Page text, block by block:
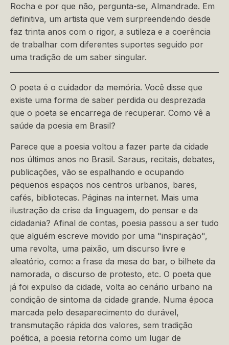
Rocha e por que não, pergunta-se, Almandrade. Em
definitiva, um artista que vem surpreendendo desde
faz trinta anos com o rigor, a sutileza e a coerência
de trabalhar com diferentes suportes seguido por
uma tradição de um saber singular.
O poeta é o cuidador da memória. Você disse que
existe uma forma de saber perdida ou desprezada
que o poeta se encarrega de recuperar. Como vê a
saúde da poesia em Brasil?
Parece que a poesia voltou a fazer parte da cidade
nos últimos anos no Brasil. Saraus, recitais, debates,
publicações, vão se espalhando e ocupando
pequenos espaços nos centros urbanos, bares,
cafés, bibliotecas. Páginas na internet. Mais uma
ilustração da crise da linguagem, do pensar e da
cidadania? Afinal de contas, poesia passou a ser tudo
que alguém escreve movido por uma "inspiração",
uma revolta, uma paixão, um discurso livre e
aleatório, como: a frase da mesa do bar, o bilhete da
namorada, o discurso de protesto, etc. O poeta que
já foi expulso da cidade, volta ao cenário urbano na
condição de sintoma da cidade grande. Numa época
marcada pelo desaparecimento do durável,
transmutação rápida dos valores, sem tradição
poética, a poesia retorna como um lugar de